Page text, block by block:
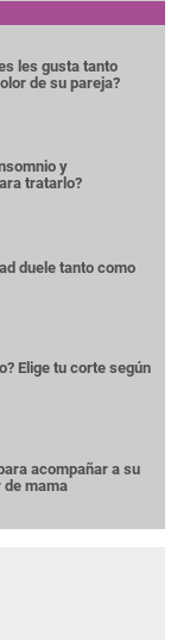
les gusta tanto
de su pareja?
y
tratarlo?
duele tanto como
Elige tu corte según
acompañar a su
mama